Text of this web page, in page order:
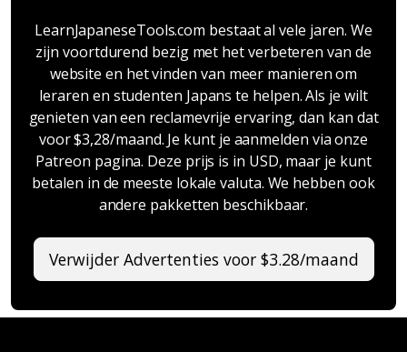
LearnJapaneseTools.com bestaat al vele jaren. We
zijn voortdurend bezig met het verbeteren van de
website en het vinden van meer manieren om
leraren en studenten Japans te helpen. Als je wilt
genieten van een reclamevrije ervaring, dan kan dat
voor $3,28/maand. Je kunt je aanmelden via onze
Patreon pagina. Deze prijs is in USD, maar je kunt
betalen in de meeste lokale valuta. We hebben ook
andere pakketten beschikbaar.
Verwijder Advertenties voor $3.28/maand